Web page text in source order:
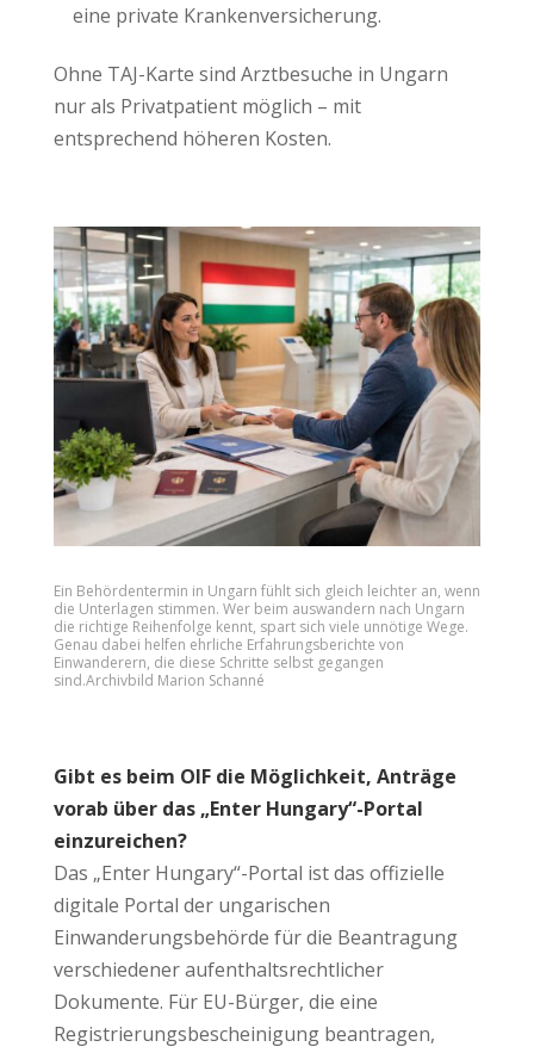
eine private Krankenversicherung.
Ohne TAJ-Karte sind Arztbesuche in Ungarn
nur als Privatpatient möglich – mit
entsprechend höheren Kosten.
Ein Behördentermin in Ungarn fühlt sich gleich leichter an, wenn
die Unterlagen stimmen. Wer beim auswandern nach Ungarn
die richtige Reihenfolge kennt, spart sich viele unnötige Wege.
Genau dabei helfen ehrliche Erfahrungsberichte von
Einwanderern, die diese Schritte selbst gegangen
sind.Archivbild Marion Schanné
Gibt es beim OIF die Möglichkeit, Anträge
vorab über das „Enter Hungary“-Portal
einzureichen?
Das „Enter Hungary“-Portal ist das offizielle
digitale Portal der ungarischen
Einwanderungsbehörde für die Beantragung
verschiedener aufenthaltsrechtlicher
Dokumente. Für EU-Bürger, die eine
Registrierungsbescheinigung beantragen,